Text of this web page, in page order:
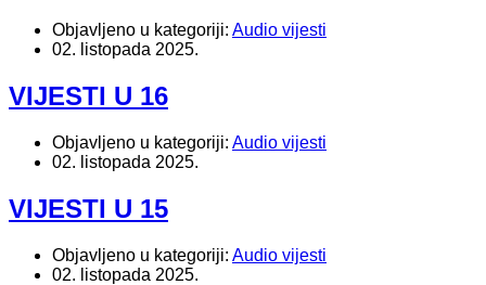
Objavljeno u kategoriji: Audio vijesti
02. listopada 2025.
VIJESTI U 16
Objavljeno u kategoriji: Audio vijesti
02. listopada 2025.
VIJESTI U 15
Objavljeno u kategoriji: Audio vijesti
02. listopada 2025.